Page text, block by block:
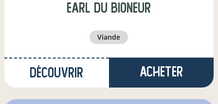
earl du bioneur
viande
Découvrir Acheter